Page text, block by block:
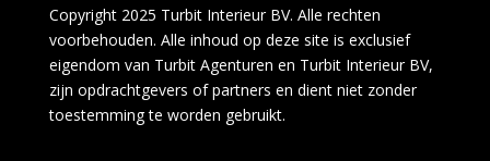
Copyright 2025 Turbit Interieur BV. Alle rechten
voorbehouden. Alle inhoud op deze site is exclusief
eigendom van Turbit Agenturen en Turbit Interieur BV,
zijn opdrachtgevers of partners en dient niet zonder
toestemming te worden gebruikt.